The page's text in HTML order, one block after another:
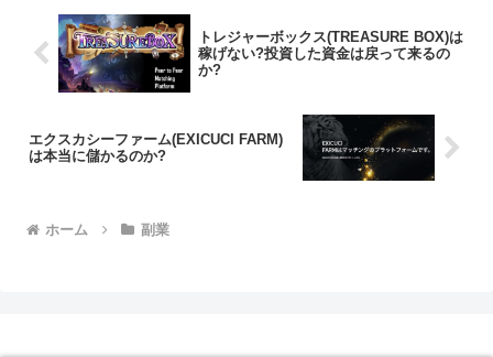
トレジャーボックス(TREASURE BOX)は
稼げない?投資した資金は戻って来るの
か?
エクスカシーファーム(EXICUCI FARM)
は本当に儲かるのか?
ホーム 副業